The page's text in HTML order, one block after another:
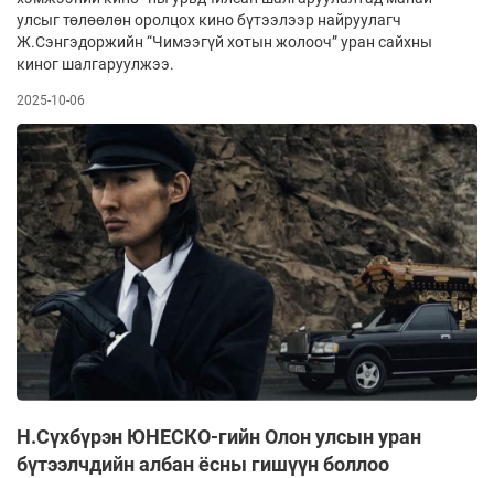
улсыг төлөөлөн оролцох кино бүтээлээр найруулагч
Ж.Сэнгэдоржийн “Чимээгүй хотын жолооч” уран сайхны
киног шалгаруулжээ.
2025-10-06
Н.Сүхбүрэн ЮНЕСКО-гийн Олон улсын уран
бүтээлчдийн албан ёсны гишүүн боллоо